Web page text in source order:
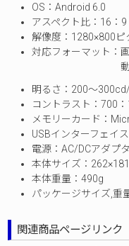
OS：Android 6.0
アスペクト比：16：9
解像度：1280×800ピ
対応フォーマット：
動画
明るさ：200～
コントラスト：700：
メモリーカード：
USBインターフェイ
電源：AC/DCアダプ
本体サイズ：
本体重量：490g
パッケージサイズ,重
関連商品ページリンク